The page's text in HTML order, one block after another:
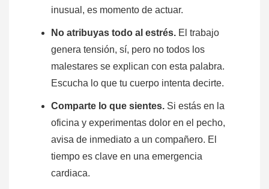
inusual, es momento de actuar.
No atribuyas todo al estrés. El trabajo
genera tensión, sí, pero no todos los
malestares se explican con esta palabra.
Escucha lo que tu cuerpo intenta decirte.
Comparte lo que sientes. Si estás en la
oficina y experimentas dolor en el pecho,
avisa de inmediato a un compañero. El
tiempo es clave en una emergencia
cardiaca.